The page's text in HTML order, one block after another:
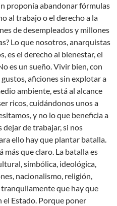
proponía abandonar fórmulas
al trabajo o el derecho a la
de desempleados y millones
Lo que nosotros, anarquistas
es el derecho al bienestar, el
es un sueño. Vivir bien, con
aficiones sin explotar a
ambiente, está al alcance
ricos, cuidándonos unos a
y no lo que beneficia a
dejar de trabajar, si nos
ello hay que plantar batalla.
más que claro. La batalla es
simbólica, ideológica,
nacionalismo, religión,
que hay que
el Estado. Porque poner